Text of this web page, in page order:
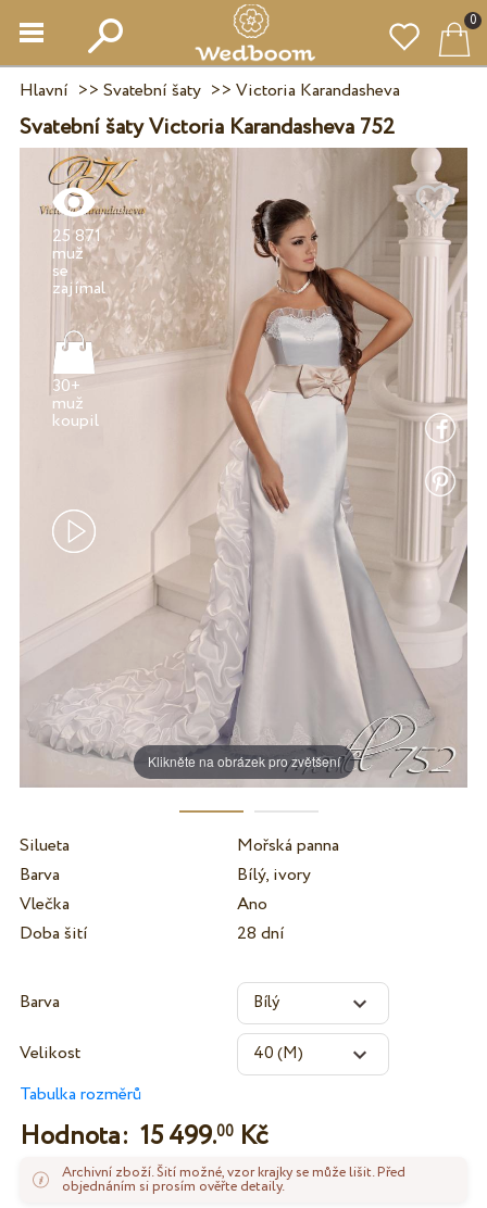
0
Hlavní >> Svatební šaty>> Victoria Karandasheva
Svatební šaty Victoria Karandasheva 752
Klikněte na obrázek pro zvětšení
25 871
muž
se
30+
muž
Silueta
Mořská panna
Barva
Bílý, ivory
Vlečka
Ano
Doba šití
28 dní
Barva
Velikost
Tabulka rozměrů
Hodnota: 15 499.00Kč
Archivní zboží. Šití možné, vzor krajky se může lišit. Před
objednáním si prosím ověřte detaily.